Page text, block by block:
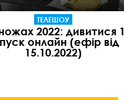
ТЕЛЕШОУ
2022: дивитися 1
онлайн (ефір від
15.10.2022)